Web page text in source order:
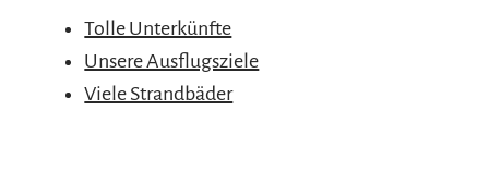
Tolle Unterkünfte
Unsere Ausflugsziele
Viele Strandbäder